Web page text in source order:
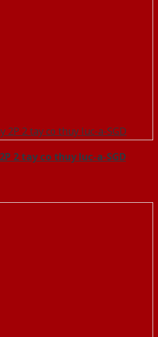
2 tay co thuy luc-a-SGD